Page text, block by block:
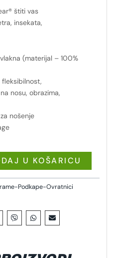
štiti vas
insekata,
(materijal – 100%
fleksibilnost,
nosu, obrazima,
nošenje
U KOŠARICU
Podkape-Ovratnici